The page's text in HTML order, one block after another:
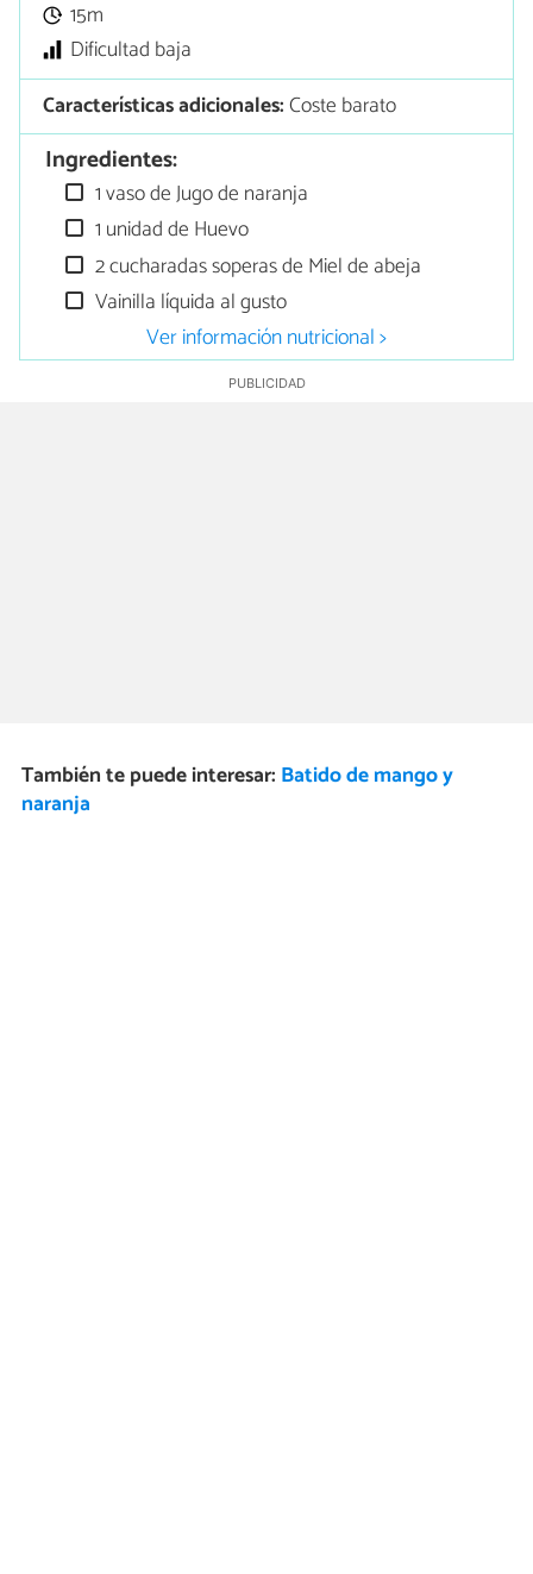
15m
Dificultad baja
Características adicionales:Coste barato
Ingredientes:
1 vaso de Jugo de naranja
1 unidad de Huevo
2 cucharadas soperas de Miel de abeja
Vainilla líquida al gusto
Ver información nutricional >
También te puede interesar: Batido de mango y
naranja